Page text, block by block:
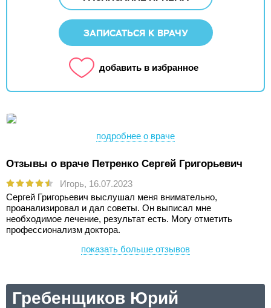
ЗАПИСАТЬСЯ К ВРАЧУ
добавить в избранное
подробнее о враче
Отзывы о враче Петренко Сергей Григорьевич
Игорь, 16.07.2023
Сергей Григорьевич выслушал меня внимательно,
проанализировал и дал советы. Он выписал мне
необходимое лечение, результат есть. Могу отметить
профессионализм доктора.
показать больше отзывов
Гребенщиков Юрий